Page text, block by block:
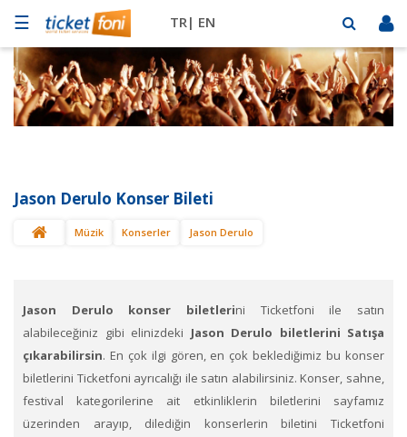
☰ TR| EN
Futbol
Basketbol
Mekanlar
Diğer
SAT
Jason Derulo Konser Bileti
Müzik Konserler Jason Derulo
Jason Derulo konser biletlerini Ticketfoni ile satın
alabileceğiniz gibi elinizdeki Jason Derulo biletlerini Satışa
çıkarabilirsin. En çok ilgi gören, en çok beklediğimiz bu konser
biletlerini Ticketfoni ayrıcalığı ile satın alabilirsiniz. Konser, sahne,
festival kategorilerine ait etkinliklerin biletlerini sayfamız
üzerinden arayıp, dilediğin konserlerin biletini Ticketfoni